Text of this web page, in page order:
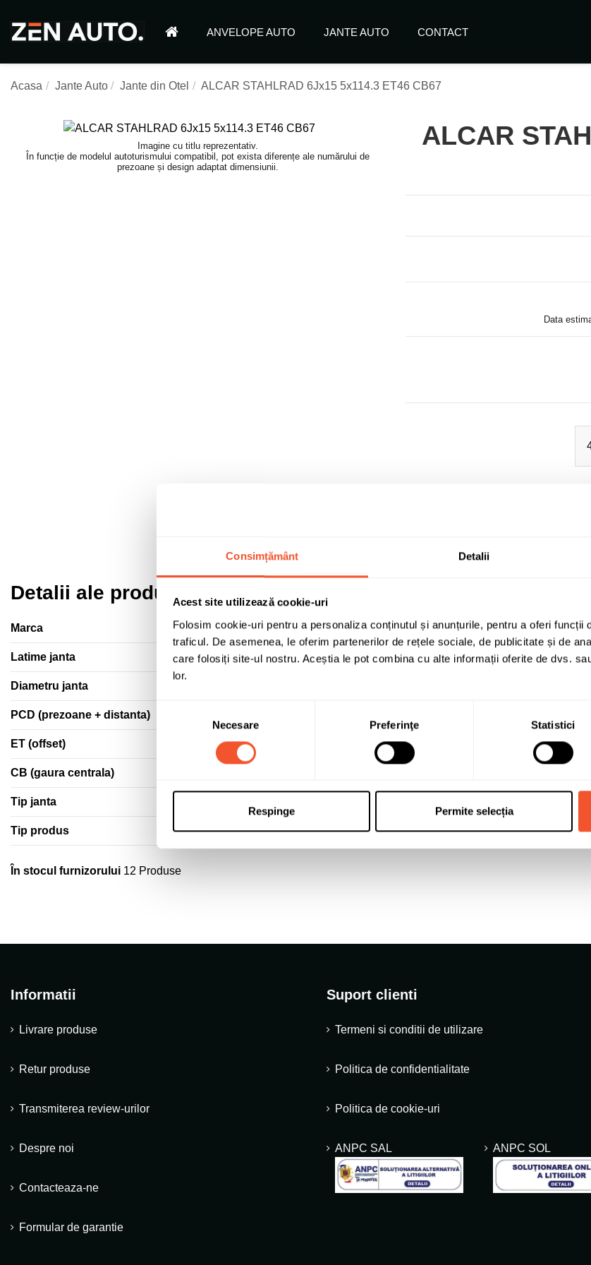
Consimțământ Detalii
Acest site utilizează cookie-uri
Folosim cookie-uri pentru a personaliza conținutul și anunțurile, pentru a oferi funcții
traficul. De asemenea, le oferim partenerilor de rețele sociale, de publicitate și de
care folosiți site-ul nostru. Aceștia le pot combina cu alte informații oferite de dvs.
lor.
consimțământului
Necesare Preferinţe Statistici
Respinge Permite selecția
ANVELOPE AUTO JANTE AUTO CONTACT
Acasa Jante Auto Jante din Otel ALCAR STAHLRAD 6Jx15 5x114.3 ET46 CB67
Imagine cu titlu reprezentativ.
În funcție de modelul autoturismului compatibil, pot exista diferențe ale numărului de
prezoane și design adaptat dimensiunii.
ALCAR
Data
Detalii ale produsului
Marca ALCAR STAHLRAD
Latime janta 6
Diametru janta
PCD (prezoane + distanta)
ET (offset)
CB (gaura centrala)
Tip janta
Tip produs Jante auto
În stocul furnizorului 12 Produse
Informatii
Livrare produse
Retur produse
Transmiterea review-urilor
Despre noi
Contacteaza-ne
Formular de garantie
Suport clienti
Termeni si conditii de utilizare
Politica de confidentialitate
Politica de cookie-uri
ANPC SAL ANPC SOL